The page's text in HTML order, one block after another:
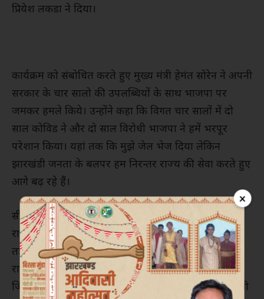
×
प्रियेश लकडा ने दिया।
कार्यक्रम को संबोधित करते हुए मुख्य मंत्री हेमंत सोरेन ने अपनी
सरकार के चार सालो की उपलब्धियों के साथ भाजपा पर
जमकर हमले किये। उन्होंने कहा कि विगत चार सालों में दो
साल कोविड ने और दो साल विरोधी भाजपा ने हमें भरपूर
परेशान किया। यहां तक कि मुझे जेल भेज दिया लेकिन
झारखंडी जनता के बलपर हम निरन्तर राज्य की सेवा करते हुए
आगे बढ़ रहे हैं।
सीएम ने कहा कि हमारी सरकार ने विगत मात्र 25 दिनों में
राज्य की 50 लाख बहनों के खाते में मईया सम्मान योजना के
तहत पहली रिश्त की राशि भेजने का काम किया है, जिसमें
राज्य भर में सर्वाधिक चार लाख माता बहन बेटियां गिरिडीह
जिले की हैं। इसपर भी विरोधियों के पेट में भारी दर्द है। विरोधी